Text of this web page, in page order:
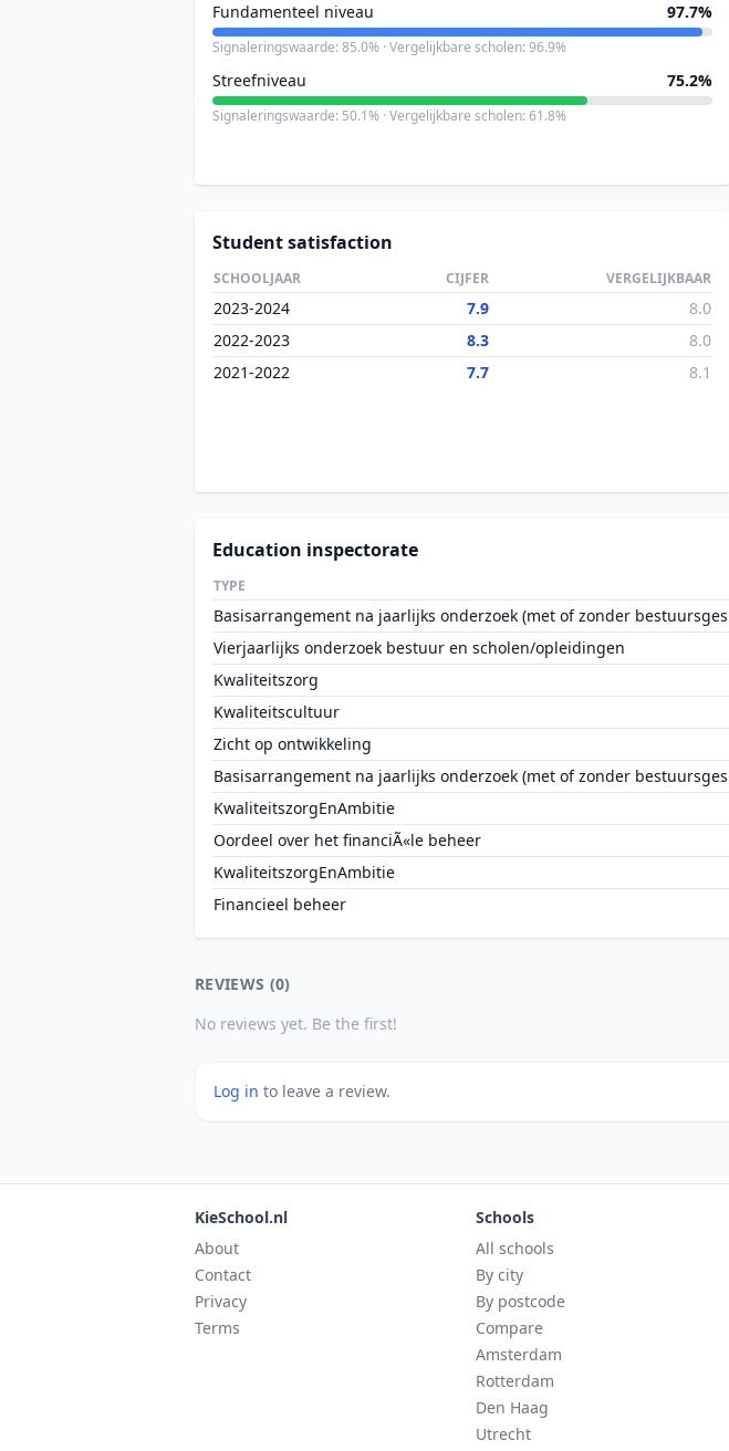
Fundamenteel niveau 97.7%
Signaleringswaarde: 85.0% · Vergelijkbare scholen: 96.9%
Streefniveau 75.2%
Signaleringswaarde: 50.1% · Vergelijkbare scholen: 61.8%
Student satisfaction
SCHOOLJAAR CIJFER VERGELIJKBAAR
2023-2024 7.9
8.0
2022-2023
8.3
8.0
2021-2022
7.7 8.1
Education inspectorate
TYPE
Basisarrangement na jaarlijks onderzoek (met of zonder
Vierjaarlijks onderzoek bestuur en scholen/opleidingen
Kwaliteitszorg
Kwaliteitscultuur
Zicht op ontwikkeling
Basisarrangement na jaarlijks onderzoek (met of zonder
KwaliteitszorgEnAmbitie
Oordeel over het financiÃ«le beheer
KwaliteitszorgEnAmbitie
Financieel beheer
REVIEWS (0)
No reviews yet. Be the first!
Log in to leave a review.
KieSchool.nl
About
Contact
Privacy
Terms
Schools
All schools
By city
By postcode
Compare
Amsterdam
Rotterdam
Den Haag
Utrecht